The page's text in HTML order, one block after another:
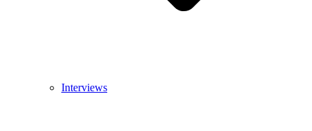
Interviews